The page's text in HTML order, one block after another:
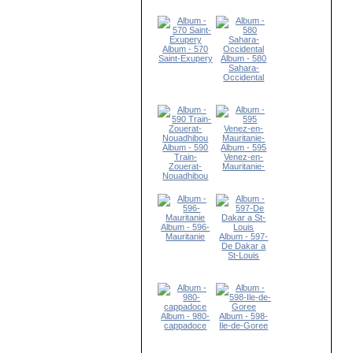
Album - 570
Saint-Exupery
Album - 580
Sahara-
Occidental
Album - 590
Train-
Zouerat-
Nouadhibou
Album - 595
Venez-en-
Mauritanie-
Album - 596-
Mauritanie
Album - 597-
De Dakar a
St-Louis
Album - 980-
cappadoce
Album - 598-
Ile-de-Goree